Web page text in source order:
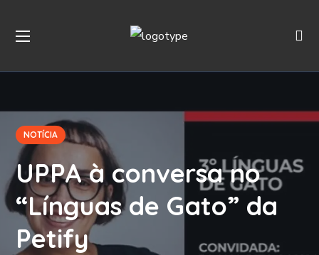
NOTÍCIA
UPPA à conversa no
“Línguas de Gato” da
Petify